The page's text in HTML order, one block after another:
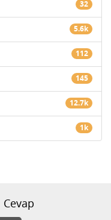
32
5.6k
112
145
12.7k
1k
Cevap